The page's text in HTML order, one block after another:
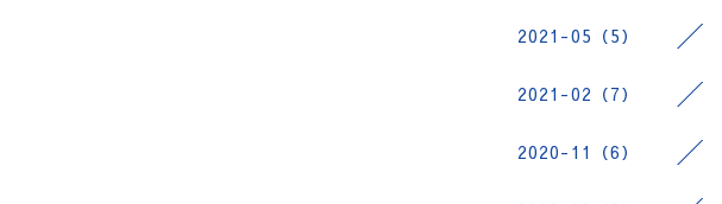
2021-05（5）
2021-02（7）
2020-11（6）